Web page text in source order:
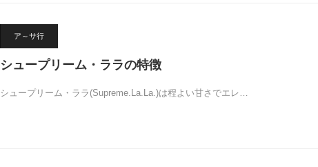
ア～サ行
シュープリーム・ララの特徴
シュープリーム・ララ(Supreme.La.La.)は程よい甘さでエレ…